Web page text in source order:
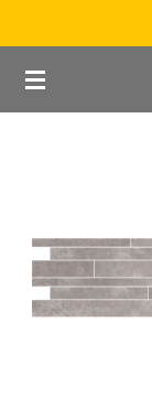
naar
de